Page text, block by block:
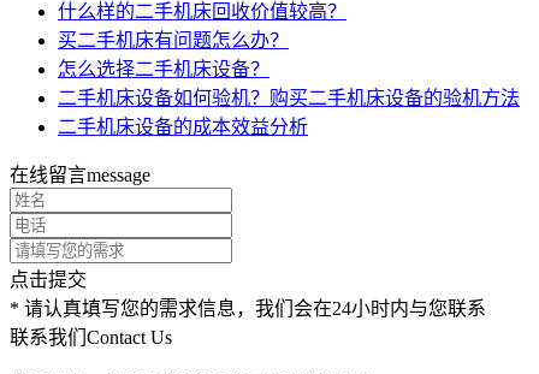
什么样的二手机床回收价值较高？
买二手机床有问题怎么办？
怎么选择二手机床设备？
二手机床设备如何验机？购买二手机床设备的验机方法
二手机床设备的成本效益分析
在线留言message
点击提交
* 请认真填写您的需求信息，我们会在24小时内与您联系
联系我们 Contact Us